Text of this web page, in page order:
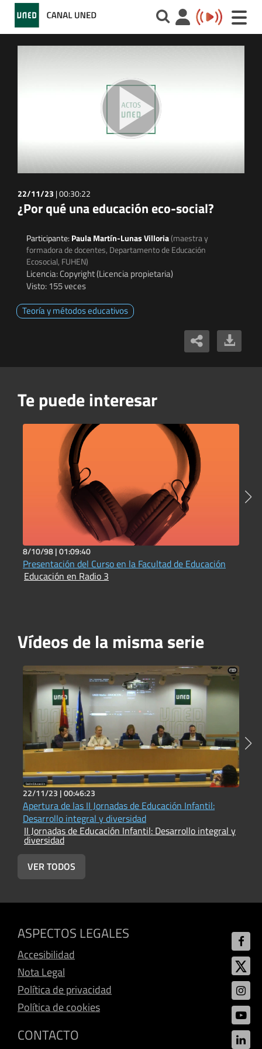
Toggle
22/11/23 |00:30:22
¿Por qué una educación eco-social?
Participante: Paula Martín-Lunas Villoria(maestra y
formadora de docentes, Departamento de Educación
Ecosocial, FUHEN)
Licencia: Copyright (Licencia propietaria)
Visto: 155 veces
Teoría y métodos educativos
Te puede interesar
8/10/98 |01:09:40
Presentación del Curso en la Facultad de Educación
Educación en Radio 3
Vídeos de la misma serie
22/11/23 |00:46:23
Apertura de las II Jornadas de Educación Infantil:
Desarrollo integral y diversidad
II Jornadas de Educación Infantil: Desarrollo integral y
diversidad
VER TODOS
ASPECTOS LEGALES
Accesibilidad
Nota Legal
Política de privacidad
Política de cookies
CONTACTO